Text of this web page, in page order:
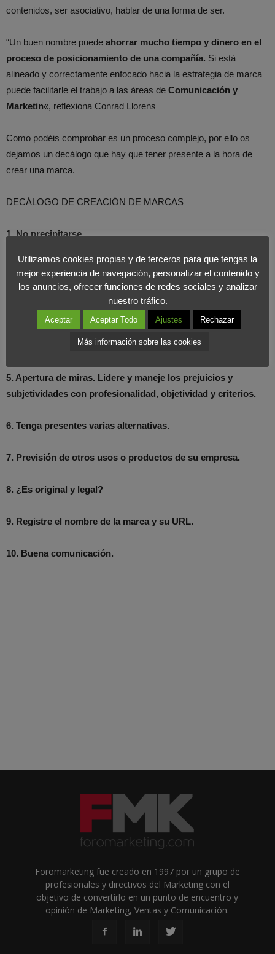
contenidos, ser asociativo, hablar de una forma de ser.
“Un buen nombre puede ahorrar mucho tiempo y dinero en el
proceso de posicionamiento de una compañía. Si está
alineado y correctamente enfocado hacia la estrategia de marca
puede facilitarle el trabajo a las áreas de Comunicación y
Marketin«, reflexiona Conrad Llorens
Como podéis comprobar es un proceso complejo, por ello os
dejamos un decálogo que hay que tener presente a la hora de
crear una marca.
DECÁLOGO DE CREACIÓN DE MARCAS
1.No precipitarse.
El nombre debe inspirarlos.
3. Acuda a un profesiona.
4. Involucre siempre a todos los implicados antes, durante y
5. Apertura de miras. Lidere y maneje los prejuicios y
subjetividades con profesionalidad, objetividad y criterios.
6. Tenga presentes varias alternativas.
7. Previsión de otros usos o productos de su empresa.
8. ¿Es original y legal?
9. Registre el nombre de la marca y su URL.
10. Buena comunicación.
Foromarketing fue creado en 1997 por un grupo de
profesionales y directivos del Marketing con el
objetivo de convertirlo en un punto de encuentro y
opinión de Marketing, Ventas y Comunicación.
Utilizamos cookies propias y de terceros para que tengas la
mejor experiencia de navegación, personalizar el contenido y
los anuncios, ofrecer funciones de redes sociales y analizar
nuestro tráfico.
Aceptar Aceptar Todo Ajustes Rechazar
Más información sobre las cookies